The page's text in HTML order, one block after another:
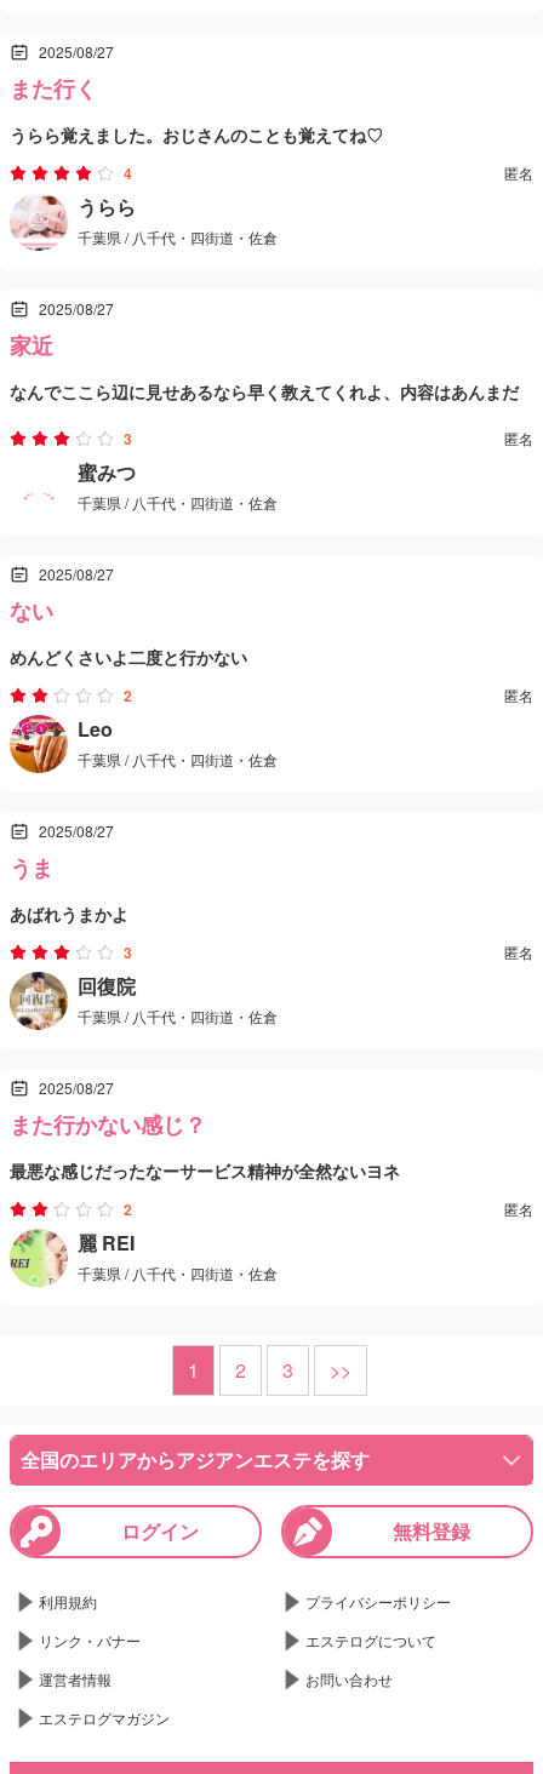
肩・首・背中のコリをじっくりほぐしてくれる手技が印象的。圧の
加減も丁寧に確認してくれて、自分に合ったリズムで進めてもらえ
ました。
なるような感覚がありました。足のむくみも和らぎ、全身がポカポ
カして心まで穏やかになる感じ。香りや音楽も控えめで、全体に落
ち着きのある癒し空間が保たれています。
スタッフ全員が笑顔で接してくれる「スマイル」は、まさに名前通
りの癒しの場所。忙しい日常の合間に、心も体もリセットしたい時
に訪れたいサロンです。
2025/08/27
また行く
うらら覚えました。おじさんのことも覚えてね♡
4 匿名
うらら
千葉県 / 八千代・四街道・佐倉
2025/08/27
家近
なんでここら辺に見せあるなら早く教えてくれよ、内容はあんまだ
けど家近い
3 匿名
蜜みつ
千葉県 / 八千代・四街道・佐倉
2025/08/27
ない
めんどくさいよ二度と行かない
2 匿名
Leo
千葉県 / 八千代・四街道・佐倉
2025/08/27
うま
あばれうまかよ
3 匿名
回復院
千葉県 / 八千代・四街道・佐倉
2025/08/27
また行かない感じ？
最悪な感じだったなーサービス精神が全然ないヨネ
2 匿名
麗 REI
千葉県 / 八千代・四街道・佐倉
1 2 3 >>
全国のエリアからアジアンエステを探す
ログイン 無料登録
利用規約
プライバシーポリシー
リンク・バナー
エステログについて
運営者情報
お問い合わせ
エステログマガジン